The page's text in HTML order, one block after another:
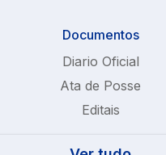
Documentos
Diario Oficial
Ata de Posse
Editais